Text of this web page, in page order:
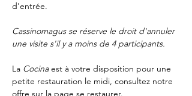
d'entrée.
Cassinomagus se réserve le droit d'annuler
une visite s'il y a moins de 4 participants.
La Cocina est à votre disposition pour une
petite restauration le midi, consultez notre
offre sur la page se restaurer.